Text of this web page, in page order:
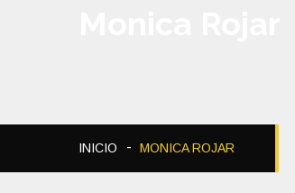
INICIO MONICA ROJAR